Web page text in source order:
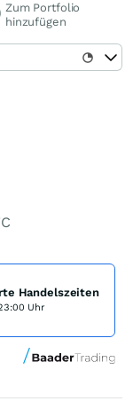
Zum Portfolio
hinzufügen
Handelszeiten
Uhr